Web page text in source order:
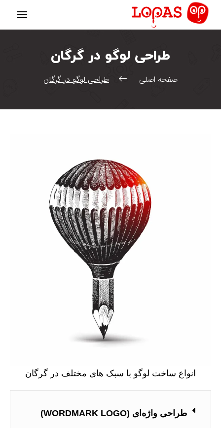
طراحی لوگو در گرگان
صفحه اصلی طراحی لوگو در گرگان
انواع ساخت لوگو با سبک های مختلف در گرگان
طراحی واژه‌ای (WORDMARK LOGO)